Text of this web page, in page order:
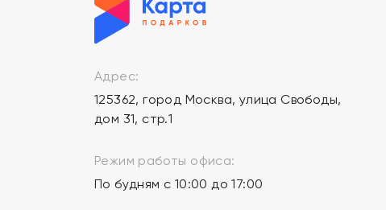
Адрес:
125362, город Москва, улица Свободы,
дом 31, стр.1
Режим работы офиса:
По будням с 10:00 до 17:00